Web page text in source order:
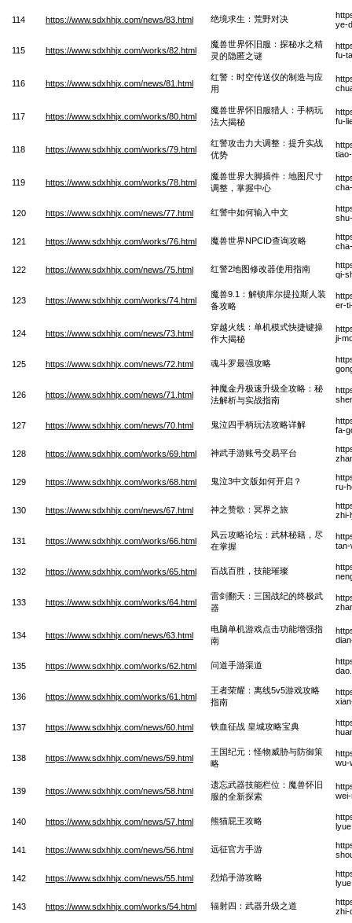
114 https://www.sdxhhjx.com/news/83.html 绝境求生：荒野对决
ye-
115 https://www.sdxhhjx.com/works/82.html
魔兽世界怀旧服：探秘水之精
灵的隐匿之谜
fu-
116 https://www.sdxhhjx.com/news/81.html
红警：时空传送仪的制造与应
用
117 https://www.sdxhhjx.com/works/80.html
魔兽世界怀旧服猎人：手柄玩
法大揭秘
fu-
118 https://www.sdxhhjx.com/works/79.html
红警攻击力大调整：提升实战
优势
119 https://www.sdxhhjx.com/works/78.html
魔兽世界大脚插件：地图尺寸
调整，掌握中心
120 https://www.sdxhhjx.com/news/77.html 红警中如何输入中文
121 https://www.sdxhhjx.com/works/76.html 魔兽世界NPCID查询攻略
122 https://www.sdxhhjx.com/news/75.html 红警2地图修改器使用指南
qi-
123 https://www.sdxhhjx.com/works/74.html
魔兽9.1：解锁库尔提拉斯人装
备攻略
er-
124 https://www.sdxhhjx.com/news/73.html
穿越火线：单机模式快捷键操
作大揭秘
ji-
125 https://www.sdxhhjx.com/news/72.html 魂斗罗最强攻略
126 https://www.sdxhhjx.com/news/71.html
神魔金丹极速升级全攻略：秘
法解析与实战指南
127 https://www.sdxhhjx.com/news/70.html 鬼泣四手柄玩法攻略详解
fa-
128 https://www.sdxhhjx.com/works/69.html 神武手游账号交易平台
129 https://www.sdxhhjx.com/works/68.html 鬼泣3中文版如何开启？
ru-
130 https://www.sdxhhjx.com/news/67.html 神之赞歌：冥界之旅
zhi-
131 https://www.sdxhhjx.com/works/66.html
风云攻略论坛：武林秘籍，尽
在掌握
tan-
132 https://www.sdxhhjx.com/works/65.html 百战百胜，技能璀璨
133 https://www.sdxhhjx.com/works/64.html
雷剑翻天：三国战纪的终极武
器
134 https://www.sdxhhjx.com/news/63.html
电脑单机游戏点击功能增强指
南
135 https://www.sdxhhjx.com/works/62.html 问道手游渠道
136 https://www.sdxhhjx.com/works/61.html
王者荣耀：离线5v5游戏攻略
指南
137 https://www.sdxhhjx.com/news/60.html 铁血征战 皇城攻略宝典
138 https://www.sdxhhjx.com/news/59.html
王国纪元：怪物威胁与防御策
略
wu-
139 https://www.sdxhhjx.com/news/58.html
遗忘武器技能栏位：魔兽怀旧
服的全新探索
140 https://www.sdxhhjx.com/news/57.html 熊猫屁王攻略
141 https://www.sdxhhjx.com/news/56.html 远征官方手游
142 https://www.sdxhhjx.com/news/55.html 烈焰手游攻略
143 https://www.sdxhhjx.com/works/54.html 辐射四：武器升级之道
zhi-